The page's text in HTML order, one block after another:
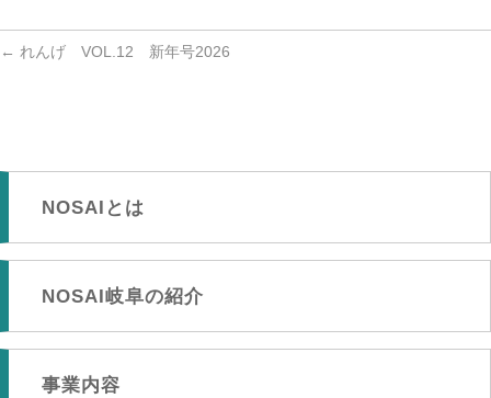
← れんげ VOL.12 新年号2026
NOSAIとは
NOSAI岐阜の紹介
事業内容